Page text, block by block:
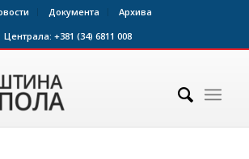
Документа
Архива
Централа: +381 (34) 6811 008